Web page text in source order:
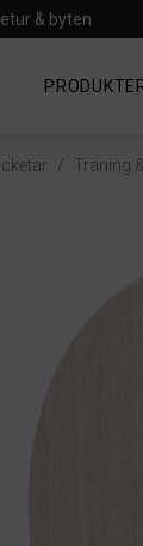
& byten
/ Träning